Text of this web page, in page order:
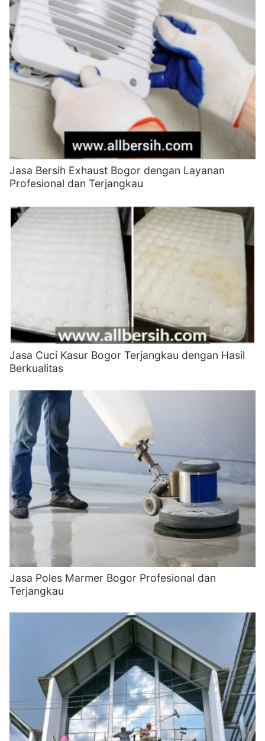
Jasa Bersih Exhaust Bogor dengan Layanan
Profesional dan Terjangkau
Jasa Cuci Kasur Bogor Terjangkau dengan Hasil
Berkualitas
Jasa Poles Marmer Bogor Profesional dan
Terjangkau